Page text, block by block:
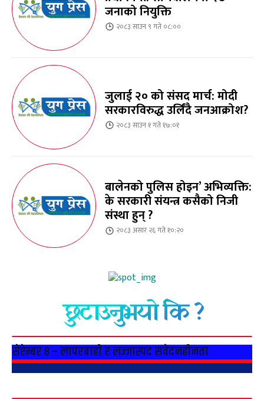
जनाको नियुक्ति
२०८३ साउन ९ गते ०८:००
जुलाई २० को संसद मार्च: मोदी
सरकारविरुद्ध उर्लिंदै जनआक्रोश?
२०८३ साउन १ गते १७:०१
बालेनको पुलिस होइन’ अभिव्यक्ति:
के सरकारी संयन्त्र कसैको निजी
संस्था हुन् ?
२०८३ असार २६ गते १०:२०
छुटाउनुभयो कि ?
सेप्टेम्बर ८ – लापरबाही र लज्जास्पद संवेदनहीनता